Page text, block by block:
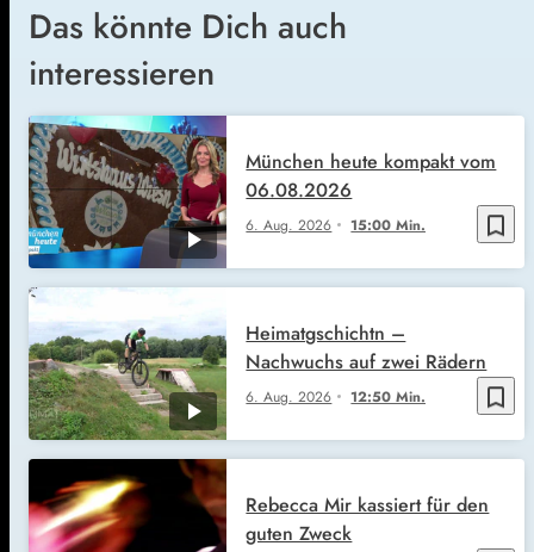
Das könnte Dich auch
interessieren
bookmark_border
6. Aug. 2026 15:00 Min.
München heute kompakt vom
06.08.2026
bookmark_border
6. Aug. 2026 12:50 Min.
Heimatgschichtn –
Nachwuchs auf zwei Rädern
Rebecca Mir kassiert für den
guten Zweck